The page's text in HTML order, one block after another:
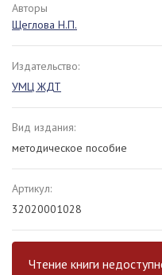
Авторы
Щеглова Н.П.
Издательство:
УМЦ ЖДТ
Вид издания:
методическое пособие
Артикул:
32020001028
Чтение книги